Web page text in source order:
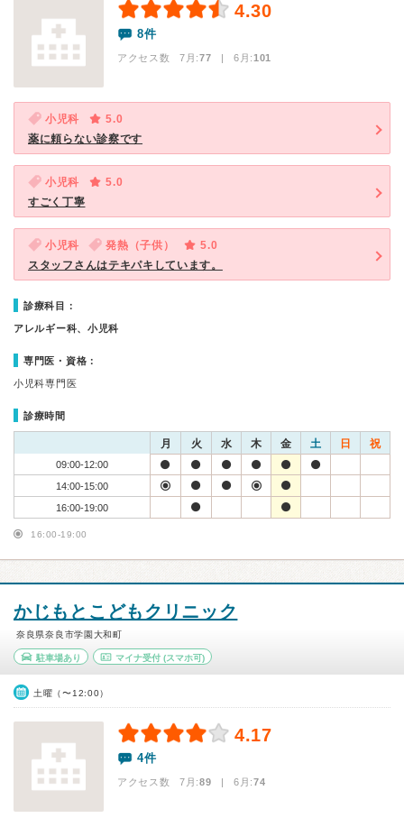
4.30
8件
アクセス数 7月:77 | 6月:101
小児科
5.0
薬に頼らない診察です
小児科
5.0
すごく丁寧
小児科 発熱（子供）
5.0
スタッフさんはテキパキしています。
診療科目：
アレルギー科、小児科
専門医・資格：
小児科専門医
診療時間
月 火 水 木 金 土 日 祝
09:00-12:00
14:00-15:00
16:00-19:00
16:00-19:00
かじもとこどもクリニック
奈良県奈良市学園大和町
駐車場あり マイナ受付(スマホ可)
土曜（〜12:00）
4.17
4件
アクセス数 7月:89 | 6月:74